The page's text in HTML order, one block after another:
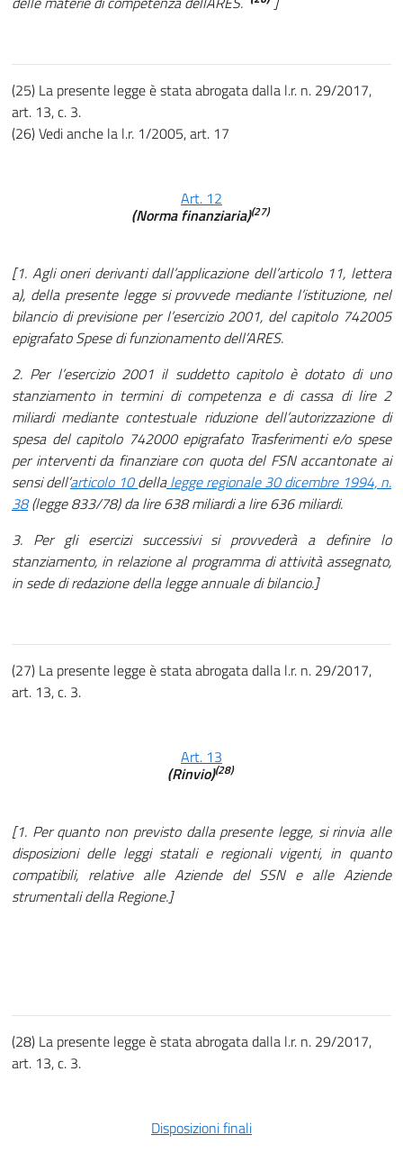
(25) La presente legge è stata abrogata dalla l.r. n. 29/2017,
art. 13, c. 3.
(26) Vedi anche la l.r. 1/2005, art. 17
Art. 12
(Norma finanziaria)(27)
[1. Agli oneri derivanti dall’applicazione dell’articolo 11, lettera
a), della presente legge si provvede mediante l’istituzione, nel
bilancio di previsione per l’esercizio 2001, del capitolo 742005
epigrafato Spese di funzionamento dell’ARES.
2. Per l’esercizio 2001 il suddetto capitolo è dotato di uno
stanziamento in termini di competenza e di cassa di lire 2
miliardi mediante contestuale riduzione dell’autorizzazione di
spesa del capitolo 742000 epigrafato Trasferimenti e/o spese
per interventi da finanziare con quota del FSN accantonate ai
sensi dell’articolo 10dellalegge regionale 30 dicembre 1994, n.
38(legge 833/78) da lire 638 miliardi a lire 636 miliardi.
3. Per gli esercizi successivi si provvederà a definire lo
stanziamento, in relazione al programma di attività assegnato,
in sede di redazione della legge annuale di bilancio.]
(27) La presente legge è stata abrogata dalla l.r. n. 29/2017,
art. 13, c. 3.
Art. 13
(Rinvio)(28)
[1. Per quanto non previsto dalla presente legge, si rinvia alle
disposizioni delle leggi statali e regionali vigenti, in quanto
compatibili, relative alle Aziende del SSN e alle Aziende
strumentali della Regione.]
(28) La presente legge è stata abrogata dalla l.r. n. 29/2017,
art. 13, c. 3.
Disposizioni finali